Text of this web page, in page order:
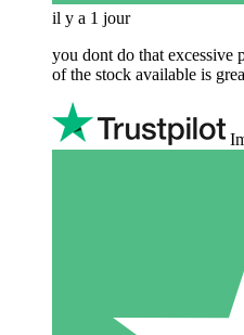
il y a 1 jour
you dont do that excessive
of the stock available is